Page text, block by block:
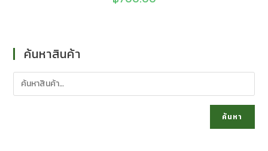
ค้นหาสินค้า
ค้นหา